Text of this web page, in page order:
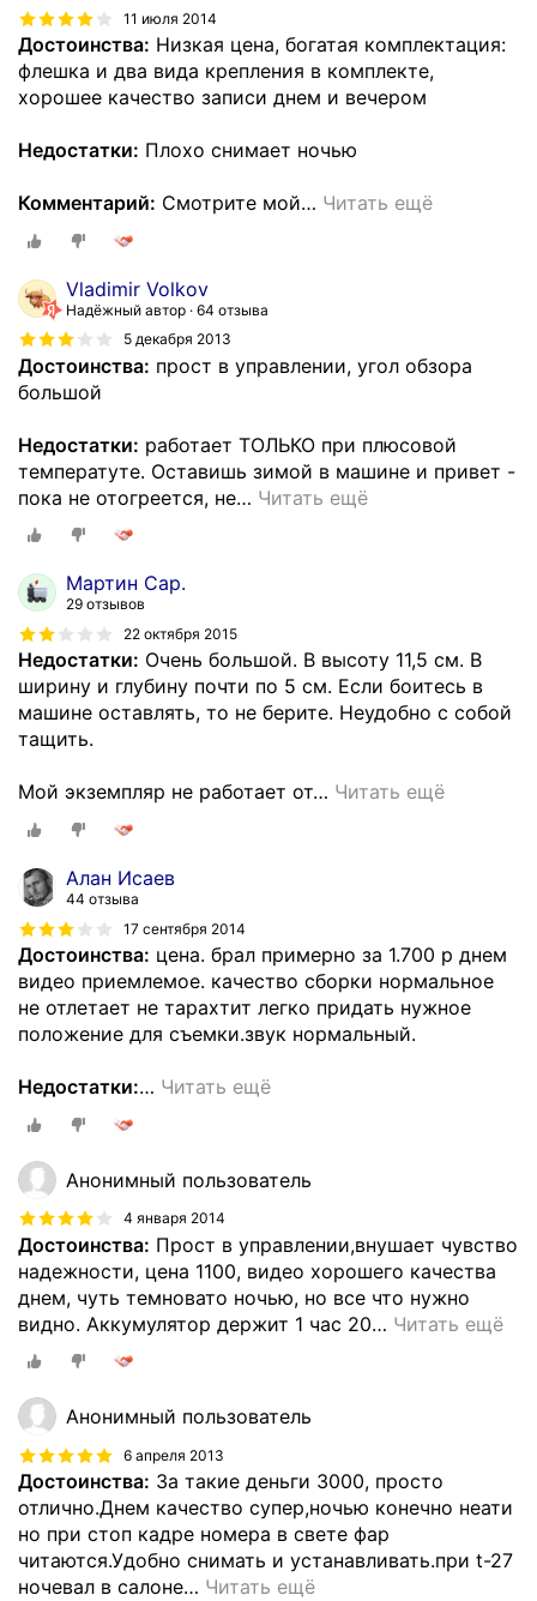
11 июля 2014
Достоинства: Низкая цена, богатая комплектация:
флешка и два вида крепления в комплекте,
хорошее качество записи днем и вечером
Недостатки: Плохо снимает ночью
Комментарий: Смотрите мой… Читать ещё
Vladimir Volkov
Надёжный автор 64 отзыва
5 декабря 2013
Достоинства: прост в управлении, угол обзора
большой
Недостатки: работает ТОЛЬКО при плюсовой
температуте. Оставишь зимой в машине и привет -
пока не отогреется, не… Читать ещё
Мартин Сар.
29 отзывов
22 октября 2015
Недостатки: Очень большой. В высоту 11,5 см. В
ширину и глубину почти по 5 см. Если боитесь в
машине оставлять, то не берите. Неудобно с собой
тащить.
Мой экземпляр не работает от… Читать ещё
Алан Исаев
44 отзыва
17 сентября 2014
Достоинства: цена. брал примерно за 1.700 р днем
видео приемлемое. качество сборки нормальное
не отлетает не тарахтит легко придать нужное
положение для съемки.звук нормальный.
Недостатки:… Читать ещё
Анонимный пользователь
4 января 2014
Достоинства: Прост в управлении,внушает чувство
надежности, цена 1100, видео хорошего качества
днем, чуть темновато ночью, но все что нужно
видно. Аккумулятор держит 1 час 20… Читать ещё
Анонимный пользователь
6 апреля 2013
Достоинства: За такие деньги 3000, просто
отлично.Днем качество супер,ночью конечно неати
но при стоп кадре номера в свете фар
читаются.Удобно снимать и устанавливать.при t-27
ночевал в салоне… Читать ещё